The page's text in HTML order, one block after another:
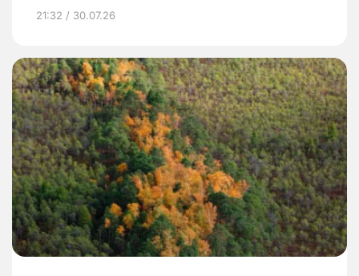
21:32 / 30.07.26